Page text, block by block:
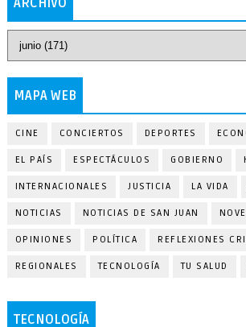
ARCHIVO
MAPA WEB
CINE CONCIERTOS DEPORTES
EL PAÍS ESPECTÁCULOS GOBIERNO
INTERNACIONALES JUSTICIA LA VIDA
NOTICIAS NOTICIAS DE SAN JUAN
OPINIONES POLÍTICA REFLEXIONES
REGIONALES TECNOLOGÍA TU SALUD
TECNOLOGÍA